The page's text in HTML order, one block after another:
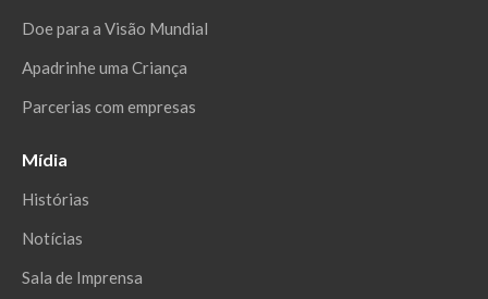
Doe para a Visão Mundial
Apadrinhe uma Criança
Parcerias com empresas
Mídia
Histórias
Notícias
Sala de Imprensa